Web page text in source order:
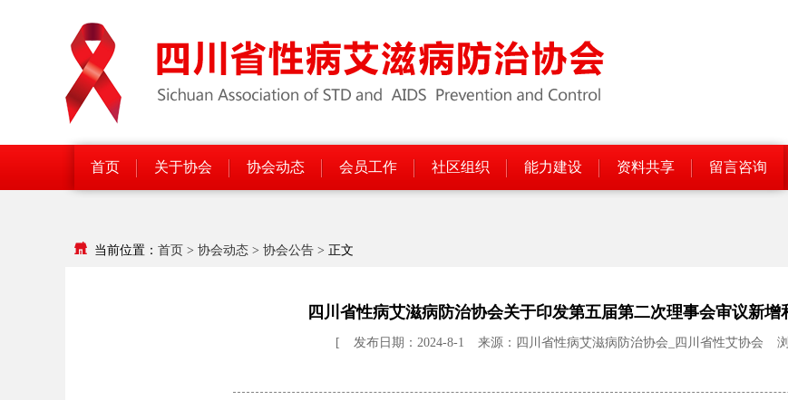
首页 关于协会 协会动态 会员工作 社区组织 能力建设 资料共享 留言咨询
当前位置： 首页 > 协会动态 > 协会公告 > 正文
四川省性病艾滋病防治协会关于印发第五届第二次理事会审议新增
[ 发布日期：2024-8-1 来源：四川省性病艾滋病防治协会_四川省性艾协会